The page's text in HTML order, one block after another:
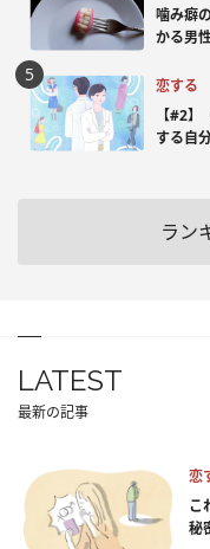
噛み癖
かる男
恋する
【#2
する自
ラン
LATEST
最新の記事
恋
こ
秘